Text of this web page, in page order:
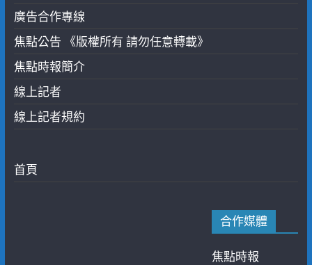
廣告合作專線
焦點公告 《版權所有 請勿任意轉載》
焦點時報簡介
線上記者
線上記者規約
首頁
合作媒體
焦點時報